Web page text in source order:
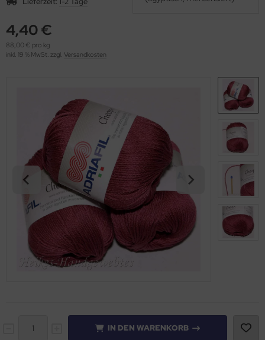
4,40 €
88,00 € pro kg
inkl. 19 % MwSt. zzgl. Versandkosten
IN DEN WARENKORB